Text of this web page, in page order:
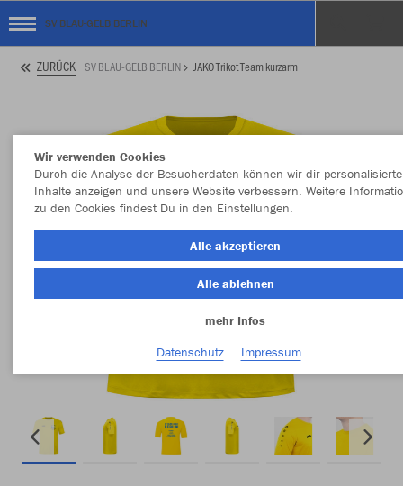
SV BLAU-GELB BERLIN
ZURÜCK SV BLAU-GELB BERLIN JAKO Trikot Team kurzarm
Wir verwenden Cookies
Durch die Analyse der Besucherdaten können wir dir personalisierte
Inhalte anzeigen und unsere Website verbessern. Weitere
zu den Cookies findest Du in den Einstellungen.
Alle akzeptieren
Alle ablehnen
mehr Infos
Datenschutz
Impressum